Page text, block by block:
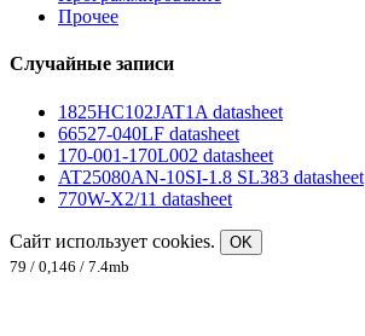
Прочее
Случайные записи
1825HC102JAT1A datasheet
66527-040LF datasheet
170-001-170L002 datasheet
AT25080AN-10SI-1.8 SL383 datasheet
770W-X2/11 datasheet
Сайт использует cookies.
OK
79 / 0,146 / 7.4mb